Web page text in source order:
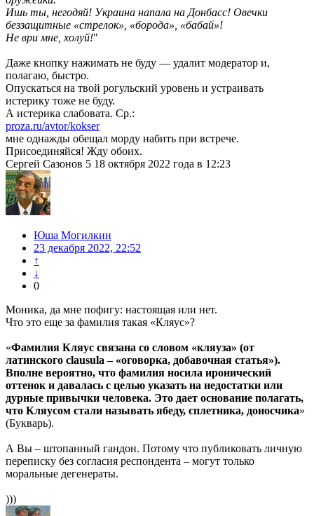
Ишь ты, негодяй! Украина напала на Донбасс! Овечки
беззащитные «стрелок», «борода», «бабай»!
Не ври мне, холуй!"
Даже кнопку нажимать не буду — удалит модератор и,
полагаю, быстро.
Опускаться на твой рогульский уровень и устраивать
истерику тоже не буду.
А истерика слабовата. Ср.:
proza.ru/avtor/kokser
мне однажды обещал морду набить при встрече.
Присоединяйся! Жду обоих.
Сергей Сазонов 5 18 октября 2022 года в 12:23
Юша Могилкин
23 декабря 2022, 22:52
↑
↓
0
Моника, да мне пофигу: настоящая или нет.
Что это еще за фамилия такая «Кляус»?
«Фамилия Кляус связана со словом «кляуза» (от
латинского clausula – «оговорка, добавочная статья»).
Вполне вероятно, что фамилия носила иронический
оттенок и давалась с целью указать на недостатки или
дурные привычки человека. Это дает основание полагать,
что Кляусом стали называть ябеду, сплетника, доносчика»
(Букварь).
А Вы – штопанный гандон. Потому что публиковать личную
переписку без согласия респондента – могут только
моральные дегенераты.
)))